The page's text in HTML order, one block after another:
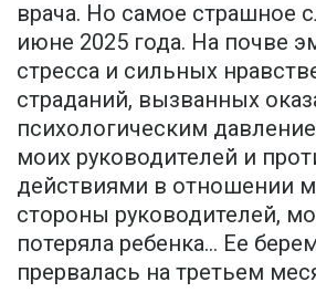
врача. Но самое страшное
июне 2025 года. На почве
стресса и сильных
страданий, вызванных
психологическим
моих руководителей и
действиями в отношении
стороны руководителей,
потеряла ребенка… Ее
прервалась на третьем